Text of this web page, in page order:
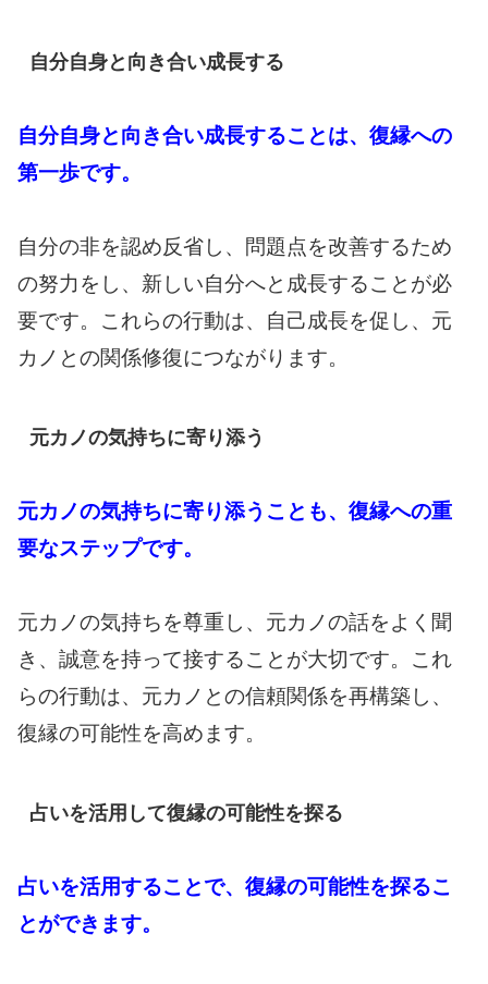
自分自身と向き合い成長する
自分自身と向き合い成長することは、復縁への
第一歩です。
自分の非を認め反省し、問題点を改善するため
の努力をし、新しい自分へと成長することが必
要です。これらの行動は、自己成長を促し、元
カノとの関係修復につながります。
元カノの気持ちに寄り添う
元カノの気持ちに寄り添うことも、復縁への重
要なステップです。
元カノの気持ちを尊重し、元カノの話をよく聞
き、誠意を持って接することが大切です。これ
らの行動は、元カノとの信頼関係を再構築し、
復縁の可能性を高めます。
占いを活用して復縁の可能性を探る
占いを活用することで、復縁の可能性を探るこ
とができます。